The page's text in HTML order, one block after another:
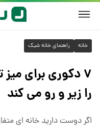
خانه راهنمای خانه شیک
۷ دکوری برای
را زیر و رو می کند
اگر دوست دارید خانه ای